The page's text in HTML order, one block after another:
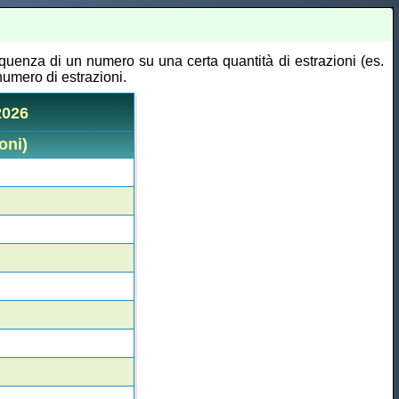
di un numero su una certa quantità di estrazioni (es.
di estrazioni.